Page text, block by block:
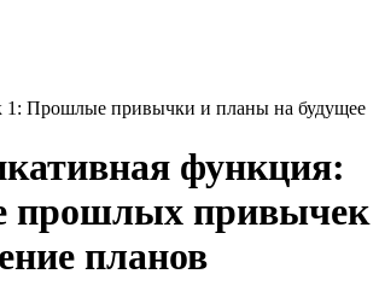
1: Прошлые привычки и планы на будущее
функция:
прошлых привычек
планов